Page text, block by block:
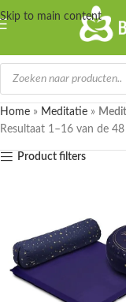
Skip to main content
Home » Meditatie »
Resultaat 1–16 van de
Product filters
☀️🌴
Wij zijn er even
Juli t/m 2 Augustus